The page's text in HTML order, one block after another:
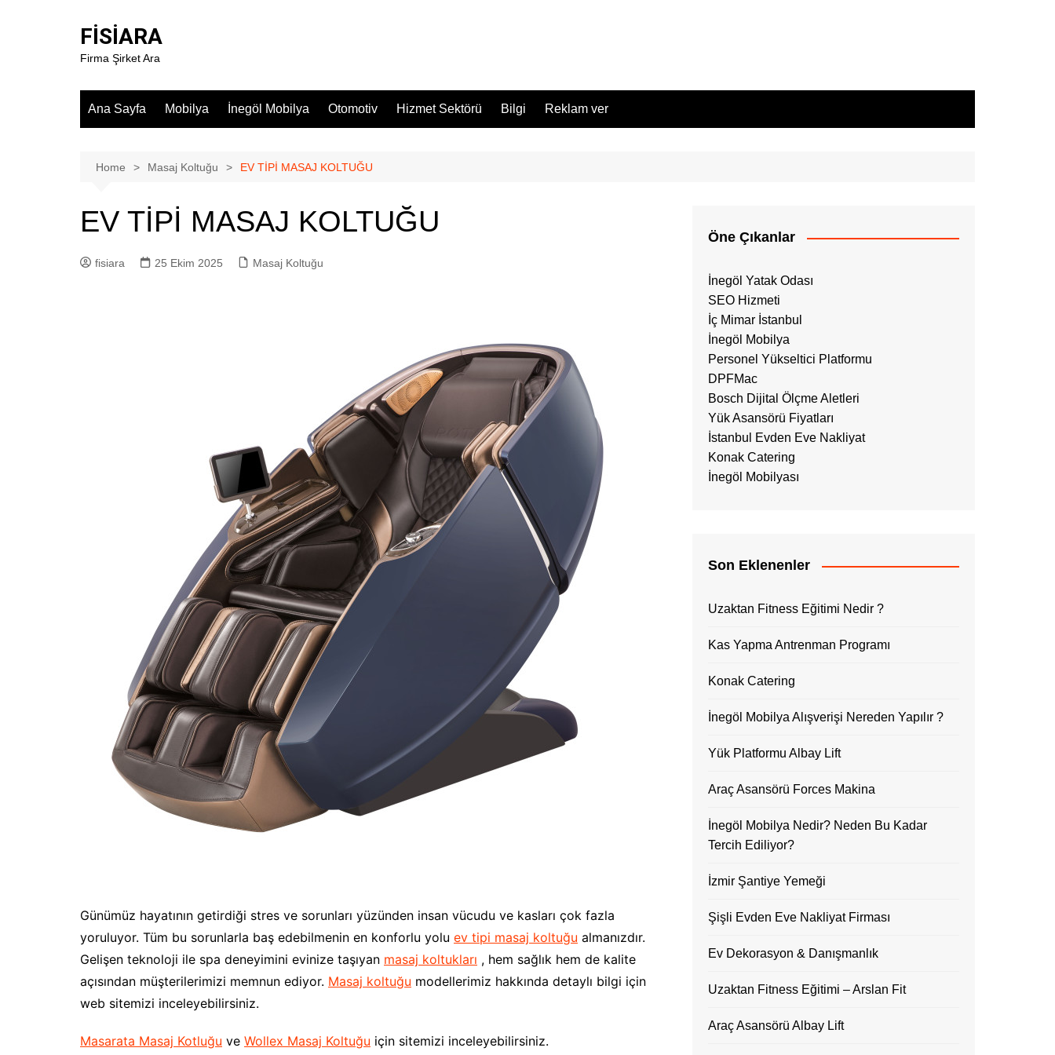
FİSİARA
Firma Şirket Ara
Ana Sayfa Mobilya İnegöl Mobilya Otomotiv Hizmet Sektörü Bilgi Reklam ver
Home Masaj Koltuğu EV TİPİ MASAJ KOLTUĞU
EV TİPİ MASAJ KOLTUĞU
fisiara 25 Ekim 2025 Masaj Koltuğu
Günümüz hayatının getirdiği stres ve sorunları yüzünden insan vücudu ve kasları çok fazla
yoruluyor. Tüm bu sorunlarla baş edebilmenin en konforlu yolu ev tipi masaj koltuğu almanızdır.
Gelişen teknoloji ile spa deneyimini evinize taşıyan masaj koltukları , hem sağlık hem de kalite
açısından müşterilerimizi memnun ediyor. Masaj koltuğu modellerimiz hakkında detaylı bilgi için
web sitemizi inceleyebilirsiniz.
Masarata Masaj Kotluğu ve Wollex Masaj Koltuğu için sitemizi inceleyebilirsiniz.
Öne Çıkanlar
İnegöl Yatak Odası
SEO Hizmeti
İç Mimar İstanbul
İnegöl Mobilya
Personel Yükseltici Platformu
DPFMac
Bosch Dijital Ölçme Aletleri
Yük Asansörü Fiyatları
İstanbul Evden Eve Nakliyat
Konak Catering
İnegöl Mobilyası
Son Eklenenler
Uzaktan Fitness Eğitimi Nedir ?
Kas Yapma Antrenman Programı
Konak Catering
İnegöl Mobilya Alışverişi Nereden Yapılır ?
Yük Platformu Albay Lift
Araç Asansörü Forces Makina
İnegöl Mobilya Nedir? Neden Bu Kadar
Tercih Ediliyor?
İzmir Şantiye Yemeği
Şişli Evden Eve Nakliyat Firması
Ev Dekorasyon & Danışmanlık
Uzaktan Fitness Eğitimi – Arslan Fit
Araç Asansörü Albay Lift